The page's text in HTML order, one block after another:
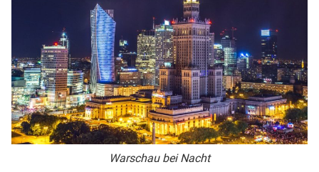
Warschau bei Nacht